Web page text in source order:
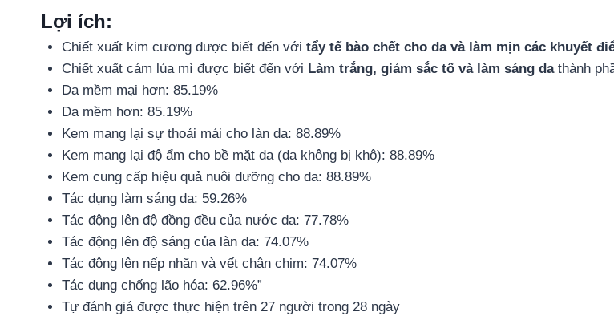
Lợi ích:
Chiết xuất kim cương được biết đến với tẩy tế bào chết cho da và làm mịn các khuyết
Chiết xuất cám lúa mì được biết đến với Làm trắng, giảm sắc tố và làm sáng da thành
Da mềm mại hơn: 85.19%
Da mềm hơn: 85.19%
Kem mang lại sự thoải mái cho làn da: 88.89%
Kem mang lại độ ẩm cho bề mặt da (da không bị khô): 88.89%
Kem cung cấp hiệu quả nuôi dưỡng cho da: 88.89%
Tác dụng làm sáng da: 59.26%
Tác động lên độ đồng đều của nước da: 77.78%
Tác động lên độ sáng của làn da: 74.07%
Tác động lên nếp nhăn và vết chân chim: 74.07%
Tác dụng chống lão hóa: 62.96%”
Tự đánh giá được thực hiện trên 27 người trong 28 ngày